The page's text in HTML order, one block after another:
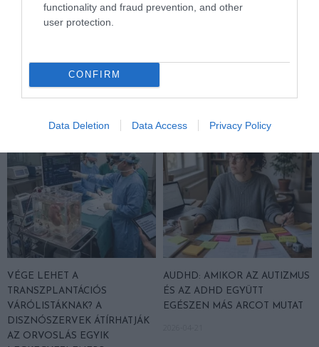
functionality and fraud prevention, and other
user protection.
CONFIRM
Data Deletion Data Access Privacy Policy
DAVID ATTENBOROUGH 100
ÉVES: AZ EMBER, AKI
HOGYAN KELL NÉZNI A
TERMÉSZETET
2026-05-08
VÉGE LEHET A
TRANSZPLANTÁCIÓS
VÁRÓLISTÁKNAK? A
DISZNÓSZERVEK ÁTÍRHATJÁK
AZ ORVOSLÁS EGYIK
AUDHD: AMIKOR AZ AUTIZMUS
ÉS AZ ADHD EGYÜTT
EGÉSZEN MÁS ARCOT MUTAT